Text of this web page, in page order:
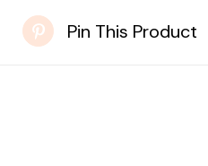
Pin This Product